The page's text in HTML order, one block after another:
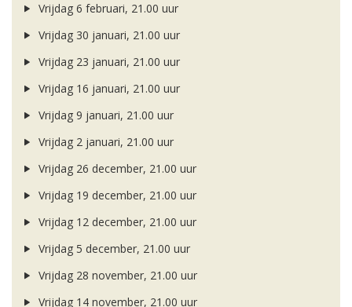
Vrijdag 6 februari, 21.00 uur
Vrijdag 30 januari, 21.00 uur
Vrijdag 23 januari, 21.00 uur
Vrijdag 16 januari, 21.00 uur
Vrijdag 9 januari, 21.00 uur
Vrijdag 2 januari, 21.00 uur
Vrijdag 26 december, 21.00 uur
Vrijdag 19 december, 21.00 uur
Vrijdag 12 december, 21.00 uur
Vrijdag 5 december, 21.00 uur
Vrijdag 28 november, 21.00 uur
Vrijdag 14 november, 21.00 uur